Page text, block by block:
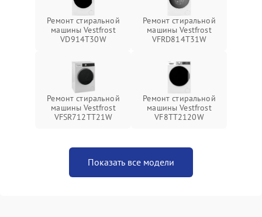
Ремонт стиральной
машины Vestfrost
VD914T30W
Ремонт стиральной
машины Vestfrost
VFRD814T31W
Ремонт стиральной
машины Vestfrost
VFSR712TT21W
Ремонт стиральной
машины Vestfrost
VF8TT2120W
Показать все модели